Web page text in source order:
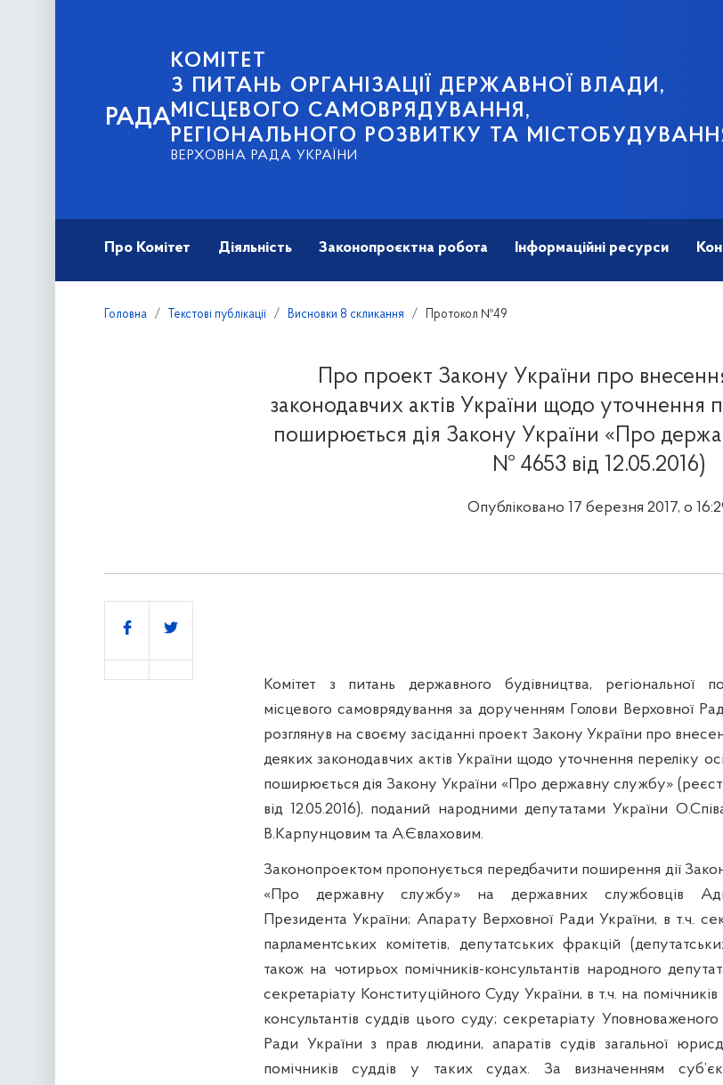
РАДА
КОМІТЕТ
З ПИТАНЬ ОРГАНІЗАЦІЇ ДЕРЖАВНОЇ ВЛАДИ,
МІСЦЕВОГО САМОВРЯДУВАННЯ,
РЕГІОНАЛЬНОГО РОЗВИТКУ ТА
ВЕРХОВНА РАДА УКРАЇНИ
Про Комітет Діяльність Законопроєктна робота Інформаційні ресурси
Головна Текстові публікації Висновки 8 скликання Протокол №49
Про проект Закону України про
законодавчих актів України щодо уточнення
поширюється дія Закону України «Про
№ 4653 від 12.05.2016)
Опубліковано 17 березня 2017, о
Комітет з питань державного будівництва, регіональної
місцевого самоврядування за дорученням Голови Верховної
розглянув на своєму засіданні проект Закону України про
деяких законодавчих актів України щодо уточнення переліку
поширюється дія Закону України «Про державну службу»
від 12.05.2016), поданий народними депутатами України
В.Карпунцовим та А.Євлаховим.
Законопроектом пропонується передбачити поширення дії
«Про державну службу» на державних службовців
Президента України; Апарату Верховної Ради України, в т.ч.
парламентських комітетів, депутатських фракцій
також на чотирьох помічників-консультантів народного
секретаріату Конституційного Суду України, в т.ч. на помічників
консультантів суддів цього суду; секретаріату
Ради України з прав людини, апаратів судів загальної
помічників суддів у таких судах. За визначенням
Поділитись